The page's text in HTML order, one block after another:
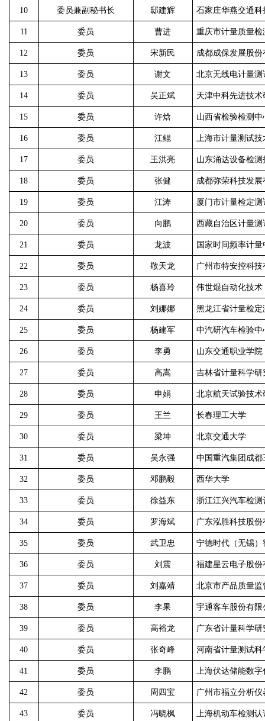
10 委员兼副秘书长 邸建辉 石家庄华燕交通科
11 委员 曹进 重庆市计量质量检
12 委员 宋新民 成都成保发展股份
13 委员 谢文 北京无线电计量测
14 委员 吴正斌 天津中科先进技
15 委员 许焓 山西省检验检测
16 委员 江鲲 上海市计量测试
17 委员 王洪亮 山东涌达设备检
18 委员 张健 成都弥荣科技发展
19 委员 江涛 厦门市计量检定测
20 委员 向鹏 西藏自治区计量测
21 委员 龙波 国家时间频率计
22 委员 敬天龙 广州市特安控科技
23 委员 杨喜玲 伟世焜自动化技
24 委员 刘娜娜 黑龙江省计量检定
25 委员 杨建军 中汽研汽车检验
26 委员 李勇 山东交通职业学院
27 委员 高嵩 吉林省计量科学研
28 委员 申娟 北京航天试验技术
29 委员 王兰 长春理工大学
30 委员 梁坤 北京交通大学
31 委员 吴永强 中国重汽集团成
32 委员 邓鹏毅 西华大学
33 委员 徐益东 浙江江兴汽车检
34 委员 罗海斌 广东泓胜科技股份
35 委员 武卫忠 宁德时代（无锡
36 委员 刘震 福建星云电子股份
37 委员 刘嘉靖 北京市产品质量
38 委员 李果 宇通客车股份有限
39 委员 高裕龙 广东省计量科学研
40 委员 张奇峰 河南省计量测试科
41 委员 李鹏 上海伏达储能数字
42 委员 周四宝 广州市福立分析
43 委员 冯晓枫 上海机动车检测